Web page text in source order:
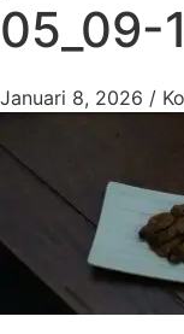
05_09-
Januari 8, 2026 /